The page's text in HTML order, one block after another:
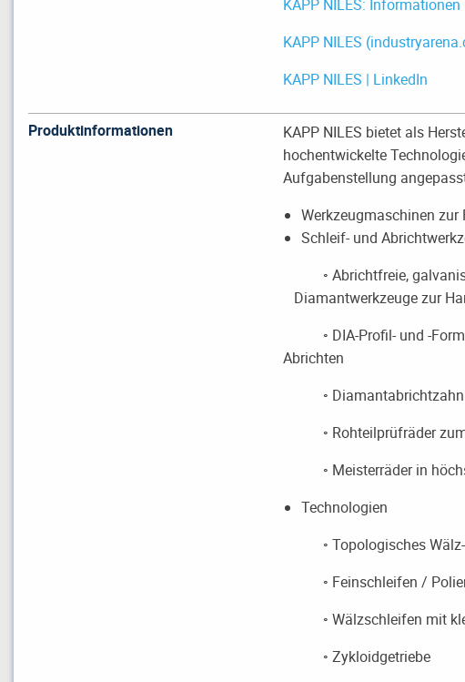
KAPP NILES:
KAPP NILES
KAPP NILES | LinkedIn
Produktinformationen
KAPP NILES bietet als
hochentwickelte
Aufgabenstellung
Werkzeugmaschinen
Schleif- und
◦ Abrichtfreie,
Diamantwerkzeuge zur
◦ DIA-Profil- und -
Abrichten
◦
◦ Rohteilprüfräder zum
◦ Meisterräder in
Technologien
◦ Topologisches Wälz-
◦ Feinschleifen /
◦ Wälzschleifen mit
◦ Zykloidgetriebe